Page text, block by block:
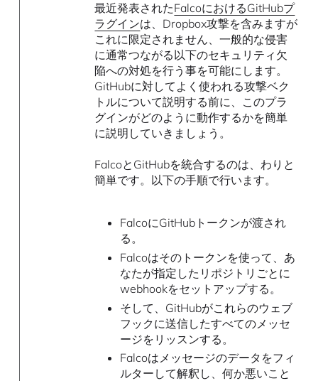
最近発表されたFalcoにおけるGitHubプ
ラグインは、Dropbox攻撃を含みますが
これに限定されません、一般的な侵害
に通常つながる以下のセキュリティ欠
陥への対処を行う事を可能にします。
GitHubに対してよく使われる攻撃ベク
トルについて説明する前に、このプラ
グインがどのように動作するかを簡単
に説明していきましょう。
FalcoとGitHubを統合するのは、わりと
簡単です。以下の手順で行います。
FalcoにGitHubトークンが渡され
る。
Falcoはそのトークンを使って、あ
なたが指定したリポジトリごとに
webhookをセットアップする。
そして、GitHubがこれらのウェブ
フックに送信したすべてのメッセ
ージをリッスンする。
Falcoはメッセージのデータをフィ
ルターして解釈し、何か悪いこと